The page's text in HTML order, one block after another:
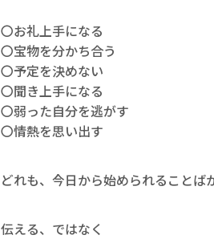
〇お礼上手になる
〇宝物を分かち合う
〇予定を決めない
〇聞き上手になる
〇弱った自分を逃がす
〇情熱を思い出す
どれも、今日から始められることば
伝える、ではなく